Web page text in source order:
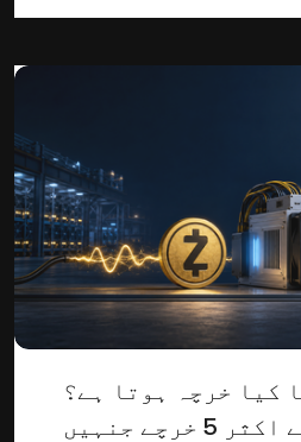
کیا خرچہ ہوتا ہے؟
شروع کرنے والوں کے اکثر 5 خرچے جنہیں